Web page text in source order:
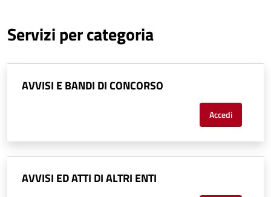
Servizi per categoria
AVVISI E BANDI DI CONCORSO
Accedi
AVVISI ED ATTI DI ALTRI ENTI